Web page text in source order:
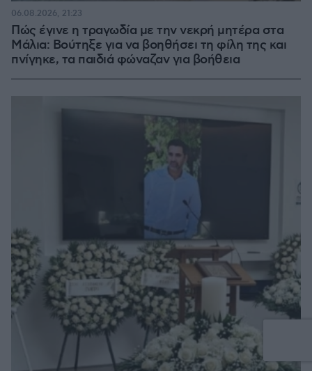
Πώς έγινε η τραγωδία με την νεκρή μητέρα στα
Μάλια: Βούτηξε για να βοηθήσει τη φίλη της και
πνίγηκε, τα παιδιά φώναζαν για βοήθεια
06.08.2026, 21:23